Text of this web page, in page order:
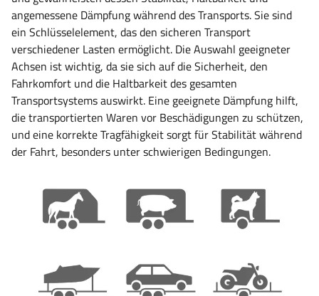
angemessene Dämpfung während des Transports. Sie sind
ein Schlüsselelement, das den sicheren Transport
verschiedener Lasten ermöglicht. Die Auswahl geeigneter
Achsen ist wichtig, da sie sich auf die Sicherheit, den
Fahrkomfort und die Haltbarkeit des gesamten
Transportsystems auswirkt. Eine geeignete Dämpfung hilft,
die transportierten Waren vor Beschädigungen zu schützen,
und eine korrekte Tragfähigkeit sorgt für Stabilität während
der Fahrt, besonders unter schwierigen Bedingungen.